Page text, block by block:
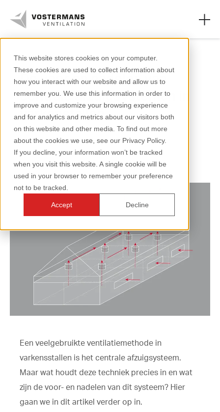
This website stores cookies on your computer.
These cookies are used to collect information about
how you interact with our website and allow us to
remember you. We use this information in order to
improve and customize your browsing experience
and for analytics and metrics about our visitors both
on this website and other media. To find out more
about the cookies we use, see our Privacy Policy.
If you decline, your information won’t be tracked
when you visit this website. A single cookie will be
used in your browser to remember your preference
not to be tracked.
Accept Decline
Ventilatoren
Agrarische oplossingen
Industriële oplossingen
Kennis
Over ons
+31 (0)77 389 32 32
ventilation@vostermans.com
Product selector
Vostermans Companies
Contact
De voor en nadelen van
centrale afzuigsystemen in
varkenstallen
Een veelgebruikte ventilatiemethode in
varkensstallen is het centrale afzuigsysteem.
Maar wat houdt deze techniek precies in en wat
zijn de voor- en nadelen van dit systeem? Hier
gaan we in dit artikel verder op in.